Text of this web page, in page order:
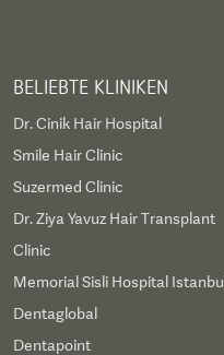
BELIEBTE KLINIKEN
Dr. Cinik Hair Hospital
Smile Hair Clinic
Suzermed Clinic
Dr. Ziya Yavuz Hair Transplant
Clinic
Memorial Sisli Hospital Istanbul
Dentaglobal
Dentapoint